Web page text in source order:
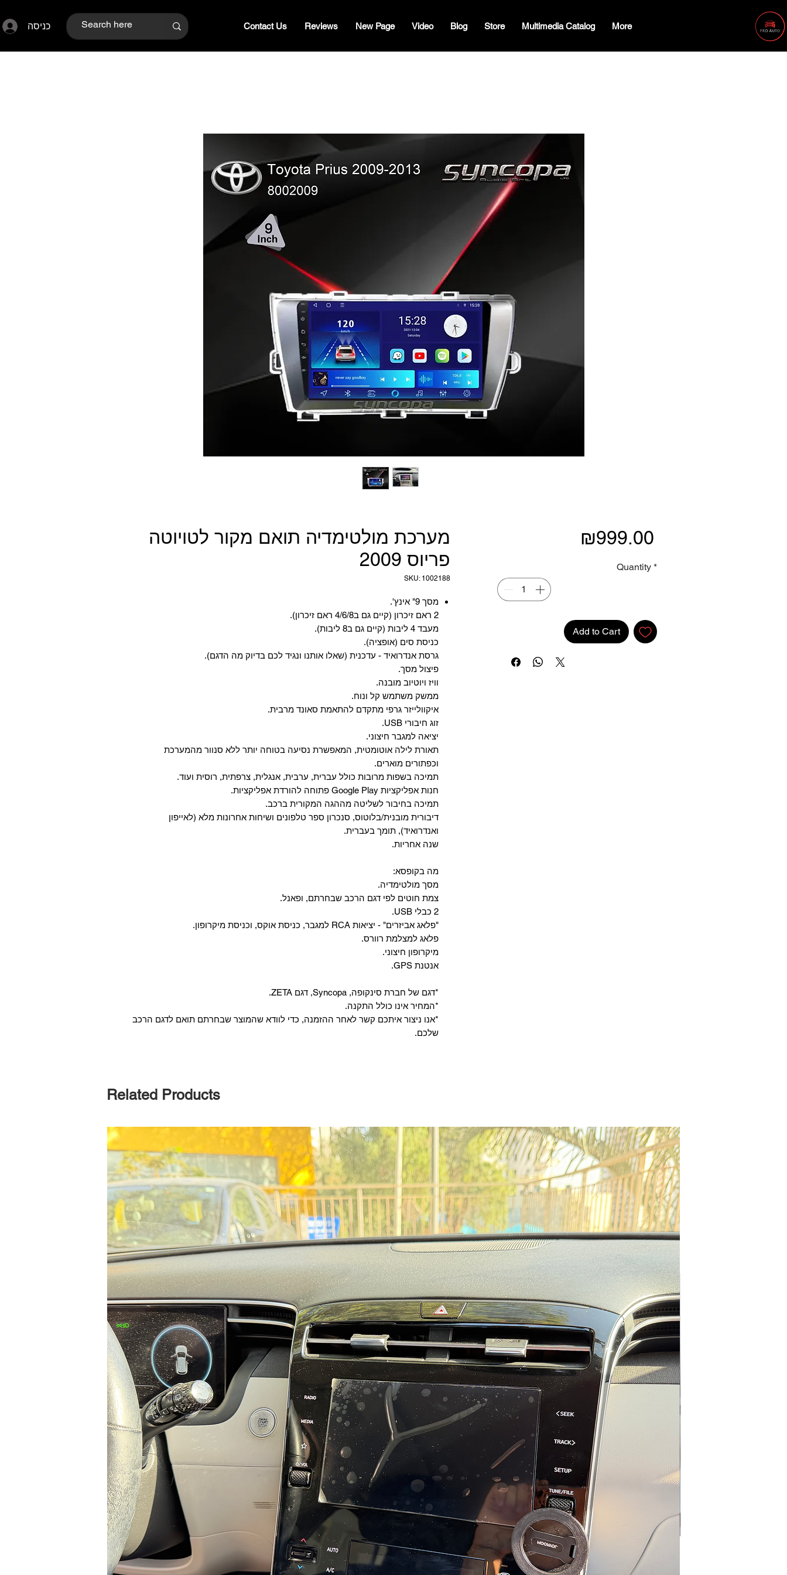
כניסה Contact Us Reviews New Page Video Blog Store Multimedia Catalog More
מערכת מולטימדיה תואם מקור לטויוטה
פריוס 2009
SKU: 1002188
מסך 9" אינץ'.
2 ראם זיכרון (קיים גם ב4/6/8 ראם זיכרון).
מעבד 4 ליבות (קיים גם ב8 ליבות).
כניסת סים (אופציה).
גרסת אנדרואיד - עדכנית (שאלו אותנו ונגיד לכם בדיוק מה הדגם).
פיצול מסך.
וויז ויוטיוב מובנה.
ממשק משתמש קל ונוח.
איקוולייזר גרפי מתקדם להתאמת סאונד מרבית.
זוג חיבורי USB.
יציאה למגבר חיצוני.
תאורת לילה אוטומטית, המאפשרת נסיעה בטוחה יותר ללא סנוור מהמערכת
וכפתורים מוארים.
תמיכה בשפות מרובות כולל עברית, ערבית, אנגלית, צרפתית, רוסית ועוד.
‏חנות אפליקציות Google Play פתוחה להורדת אפליקציות.
‏תמיכה בחיבור לשליטה מההגה המקורית ברכב.
‏דיבורית מובנית/בלוטוס, ‏סנכרון ספר טלפונים ושיחות אחרונות מלא (לאייפון
ואנדרואיד), תומך בעברית.
שנה אחריות.
מה בקופסא:
מסך מולטימדיה.
צמת חוטים לפי דגם הרכב שבחרתם, ופאנל.
2 כבלי USB.
"פלאג אביזרים" - יציאות RCA למגבר, כניסת אוקס, וכניסת מיקרופון.
פלאג למצלמת רוורס.
מיקרופון חיצוני.
אנטנת GPS.
*דגם של חברת סינקופה, Syncopa, דגם ZETA.
*המחיר אינו כולל התקנה.
*אנו ניצור איתכם קשר לאחר ההזמנה, כדי לוודא שהמוצר שבחרתם תואם לדגם הרכב
שלכם.
₪999.00
Quantity *
Add to Cart
Related Products